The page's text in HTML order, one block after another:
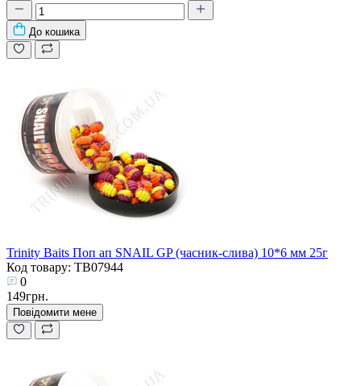
До кошика
Trinity Baits Поп ап SNAIL GP (часник-слива) 10*6 мм 25г
Код товару: TB07944
0
149грн.
Повідомити мене